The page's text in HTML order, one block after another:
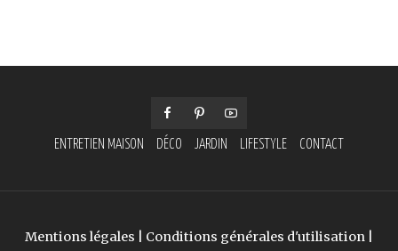
ENTRETIEN MAISON DÉCO JARDIN LIFESTYLE CONTACT
Mentions légales Conditions générales d'utilisation